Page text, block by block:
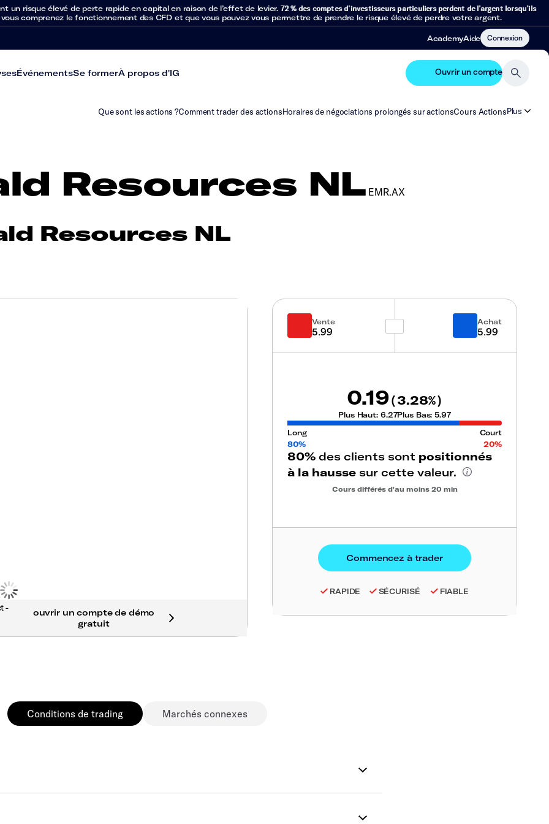
risque élevé de perte rapide en capital en raison de l’effet de levier. 72 % des comptes d’investisseurs particuliers perdent de l’argent lorsqu’ils
vous comprenez le fonctionnement des CFD et que vous pouvez vous permettre de prendre le risque élevé de perdre votre argent.
AcademyAide Connexion
ÉvénementsSe formerÀ propos d'IG Ouvrir un compte
Que sont les actions ?Comment trader des actionsHoraires de négociations prolongés sur actionsCours ActionsPlus
Resources NL EMR.AX
Resources NL
-
Vente
5.99
Achat
5.99
0.19(3.28%)
Plus Haut: 6.27Plus Bas:5.97
Long
Court
80%
20%
80% des clients sont positionnés
à la hausse sur cette valeur.
Cours différés d'au moins 20 min
RAPIDE SÉCURISÉ FIABLE
Conditions de trading Marchés connexes